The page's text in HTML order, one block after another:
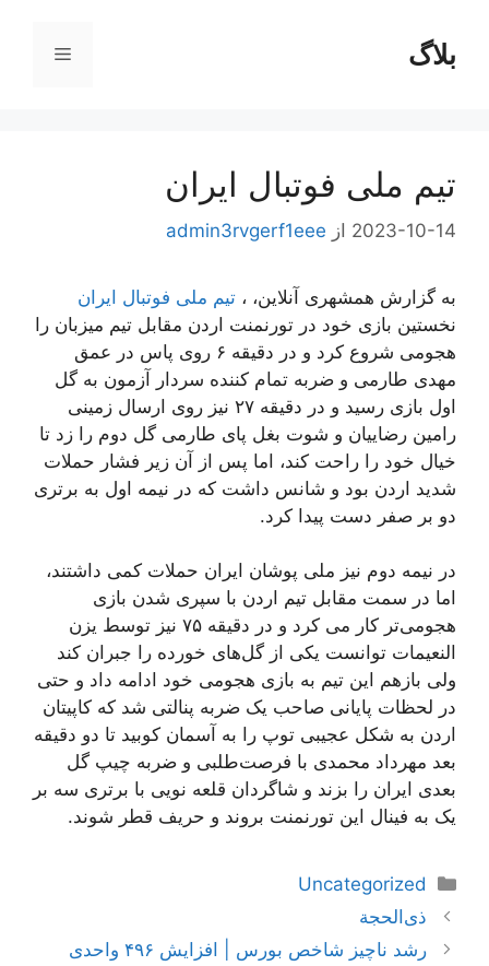
محتوابلاگ فهرست
تیم ملی فوتبال ایران
2023-10-14 از admin3rvgerf1eee
به گزارش همشهری آنلاین، ، تیم ملی فوتبال ایران
نخستین بازی خود در تورنمنت اردن مقابل تیم میزبان را
هجومی شروع کرد و در دقیقه ۶ روی پاس در عمق
مهدی طارمی و ضربه تمام کننده سردار آزمون به گل
اول بازی رسید و در دقیقه ۲۷ نیز روی ارسال زمینی
رامین رضاییان و شوت بغل پای طارمی گل دوم را زد تا
خیال خود را راحت کند، اما پس از آن زیر فشار حملات
شدید اردن بود و شانس داشت که در نیمه اول به برتری
دو بر صفر دست پیدا کرد.
در نیمه دوم نیز ملی پوشان ایران حملات کمی داشتند،
اما در سمت مقابل تیم اردن با سپری شدن بازی
هجومی‌تر کار می کرد و در دقیقه ۷۵ نیز توسط یزن
النعیمات توانست یکی از گل‌های خورده را جبران کند
ولی بازهم این تیم به بازی هجومی خود ادامه داد و حتی
در لحظات پایانی صاحب یک ضربه پنالتی شد که کاپیتان
اردن به شکل عجیبی توپ را به آسمان کوبید تا دو دقیقه
بعد مهرداد محمدی با فرصت‌طلبی و ضربه چیپ گل
بعدی ایران را بزند و شاگردان قلعه نویی با برتری سه بر
یک به فینال این تورنمنت بروند و حریف قطر شوند.
دسته‌ها
Uncategorized
ناوبری
نوشته‌ها
ذی‌الحجة
رشد ناچیز شاخص بورس | افزایش ۴۹۶ واحدی